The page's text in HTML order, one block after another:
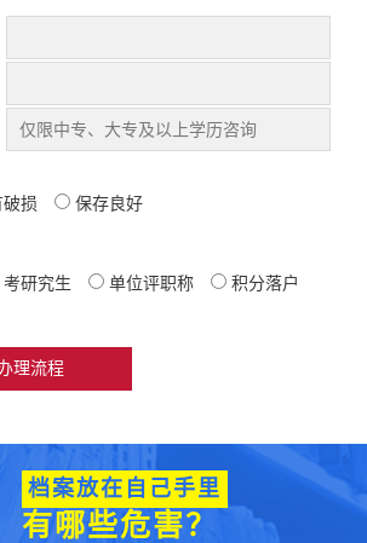
破损 保存良好
考研究生 单位评职称
积分落户
档案放在自己手里
有哪些危害？